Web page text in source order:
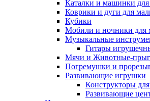
Каталки и машинки
Коврики и дуги для
Кубики
Мобили и ночники для
Музыкальные
Гитары
Мячи и Животные-
Погремушки и
Развивающие игрушки
Конструкторы для
Развивающие